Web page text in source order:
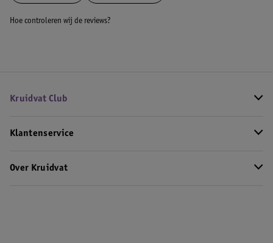
Hoe controleren wij de reviews?
Kruidvat Club
Klantenservice
Over Kruidvat